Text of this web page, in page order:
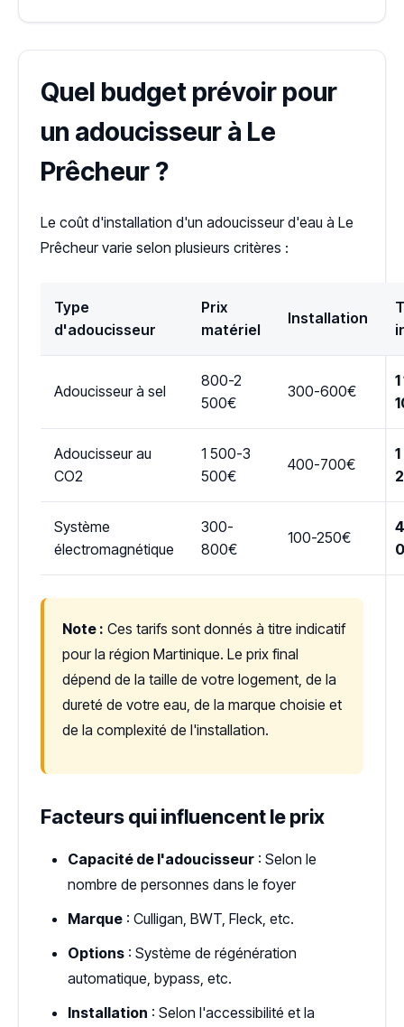
Quel budget prévoir pour
un adoucisseur à Le
Prêcheur ?
Le coût d'installation d'un adoucisseur d'eau à Le
Prêcheur varie selon plusieurs critères :
Type
d'adoucisseur
Prix
matériel
Installation
Adoucisseur à sel
800-2
500€
300-600€
Adoucisseur au
CO2
1 500-3
500€
400-700€
Système
électromagnétique
300-
800€
100-250€
Note : Ces tarifs sont donnés à titre indicatif
pour la région Martinique. Le prix final
dépend de la taille de votre logement, de la
dureté de votre eau, de la marque choisie et
de la complexité de l'installation.
Facteurs qui influencent le prix
Capacité de l'adoucisseur : Selon le
nombre de personnes dans le foyer
Marque : Culligan, BWT, Fleck, etc.
Options : Système de régénération
automatique, bypass, etc.
Installation : Selon l'accessibilité et la